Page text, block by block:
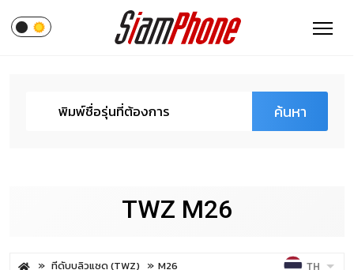
ค้นหา
TWZ M26
ทีดับบลิวแซด (TWZ) M26 TH